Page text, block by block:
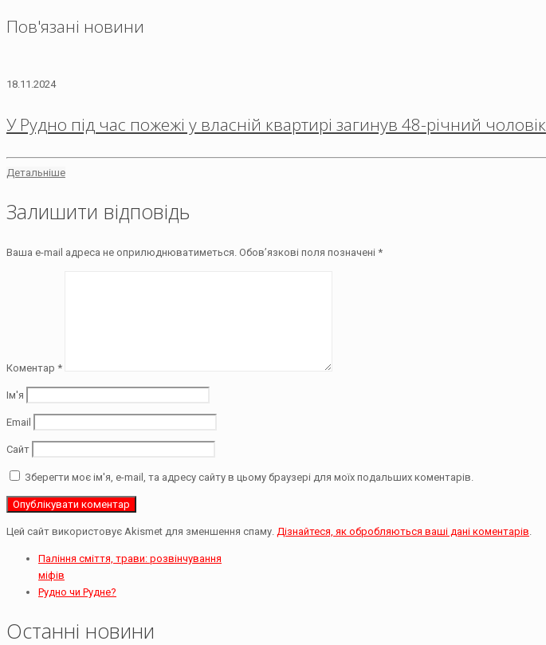
Пов'язані новини
18.11.2024
У Рудно під час пожежі у власній квартирі загинув 48-річний чоловік
Детальніше
Залишити відповідь
Ваша e-mail адреса не оприлюднюватиметься. Обов’язкові поля позначені *
Коментар *
Ім'я
Email
Сайт
Зберегти моє ім'я, e-mail, та адресу сайту в цьому браузері для моїх подальших коментарів.
Цей сайт використовує Akismet для зменшення спаму. Дізнайтеся, як обробляються ваші дані коментарів
Паління сміття, трави: розвінчування
міфів
Рудно чи Рудне?
Останні новини